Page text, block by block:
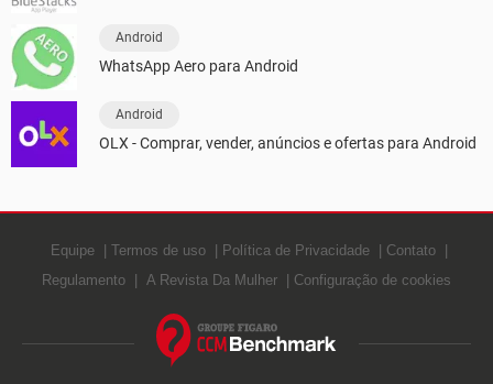
Android
WhatsApp Aero para Android
Android
OLX - Comprar, vender, anúncios e ofertas para Android
Equipe Termos de uso Política de Privacidade
Contato
Regulamento
A Revista Da Mulher Configuração de cookies